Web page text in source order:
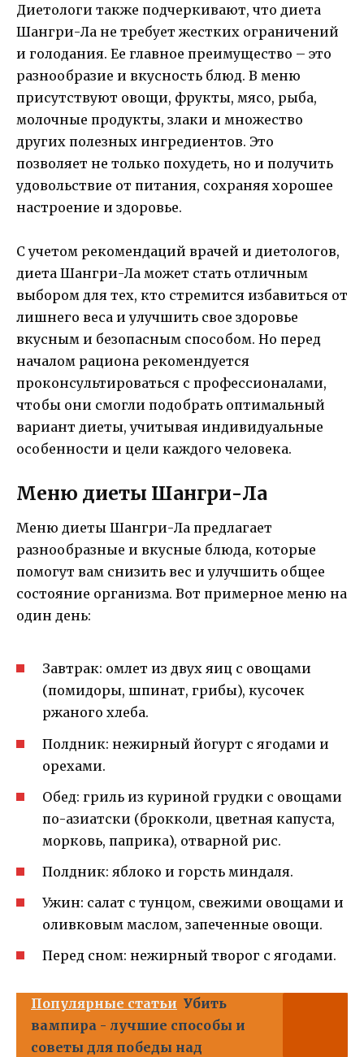
Диетологи также подчеркивают, что диета
Шангри-Ла не требует жестких ограничений
и голодания. Ее главное преимущество – это
разнообразие и вкусность блюд. В меню
присутствуют овощи, фрукты, мясо, рыба,
молочные продукты, злаки и множество
других полезных ингредиентов. Это
позволяет не только похудеть, но и получить
удовольствие от питания, сохраняя хорошее
настроение и здоровье.
С учетом рекомендаций врачей и диетологов,
диета Шангри-Ла может стать отличным
выбором для тех, кто стремится избавиться от
лишнего веса и улучшить свое здоровье
вкусным и безопасным способом. Но перед
началом рациона рекомендуется
проконсультироваться с профессионалами,
чтобы они смогли подобрать оптимальный
вариант диеты, учитывая индивидуальные
особенности и цели каждого человека.
Меню диеты Шангри-Ла
Меню диеты Шангри-Ла предлагает
разнообразные и вкусные блюда, которые
помогут вам снизить вес и улучшить общее
состояние организма. Вот примерное меню на
один день:
Завтрак: омлет из двух яиц с овощами
(помидоры, шпинат, грибы), кусочек
ржаного хлеба.
Полдник: нежирный йогурт с ягодами и
орехами.
Обед: гриль из куриной грудки с овощами
по-азиатски (брокколи, цветная капуста,
морковь, паприка), отварной рис.
Полдник: яблоко и горсть миндаля.
Ужин: салат с тунцом, свежими овощами и
оливковым маслом, запеченные овощи.
Перед сном: нежирный творог с ягодами.
Популярные статьи Убить
вампира - лучшие способы и
советы для победы над